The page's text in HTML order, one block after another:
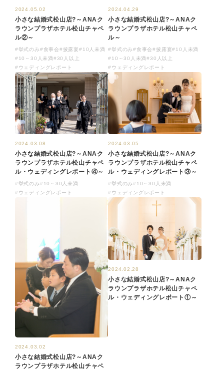
2024.05.02
小さな結婚式松山店?～ANAク
ラウンプラザホテル松山チャペ
ル②～
#挙式のみ#食事会#披露宴#10人未満
#10～30人未満#30人以上
#ウェディングレポート
2024.04.29
小さな結婚式松山店?～ANAク
ラウンプラザホテル松山チャペ
ル～
#挙式のみ#食事会#披露宴#10人未満
#10～30人未満#30人以上
#ウェディングレポート
2024.03.08
小さな結婚式松山店?～ANAク
ラウンプラザホテル松山チャペ
ル・ウェディングレポート④～
#挙式のみ#10～30人未満
#ウェディングレポート
2024.03.05
小さな結婚式松山店?～ANAク
ラウンプラザホテル松山チャペ
ル・ウェディングレポート③～
#挙式のみ#10～30人未満
#ウェディングレポート
2024.03.02
小さな結婚式松山店?～ANAク
ラウンプラザホテル松山チャペ
2024.02.28
小さな結婚式松山店?～ANAク
ラウンプラザホテル松山チャペ
ル・ウェディングレポート①～